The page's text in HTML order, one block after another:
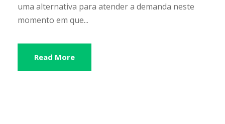
uma alternativa para atender a demanda neste
momento em que...
Read More